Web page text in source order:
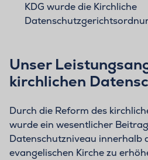
KDG wurde die Kirchliche
Unser
kirchlichen
Durch die Reform des
wurde ein wesentlicher
Datenschutzniveau innerhalb
evangelischen Kirche zu